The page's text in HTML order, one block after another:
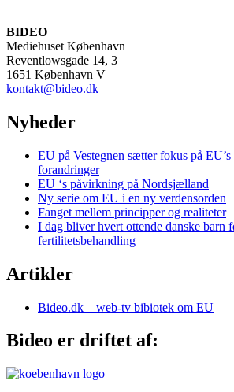
BIDEO
Mediehuset København
Reventlowsgade 14, 3
1651 København V
kontakt@bideo.dk
Nyheder
EU på Vestegnen sætter fokus på
forandringer
EU ‘s påvirkning på Nordsjælland
Ny serie om EU i en ny verdensorden
Fanget mellem principper og realiteter
I dag bliver hvert ottende danske barn
fertilitetsbehandling
Artikler
Bideo.dk – web-tv bibiotek om EU
Bideo er driftet af: